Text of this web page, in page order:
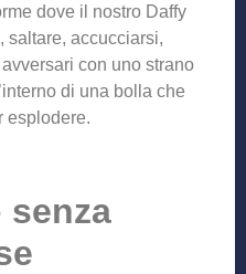
dove il nostro Daffy
saltare, accucciarsi,
con uno strano
di una bolla che
esplodere.
senza